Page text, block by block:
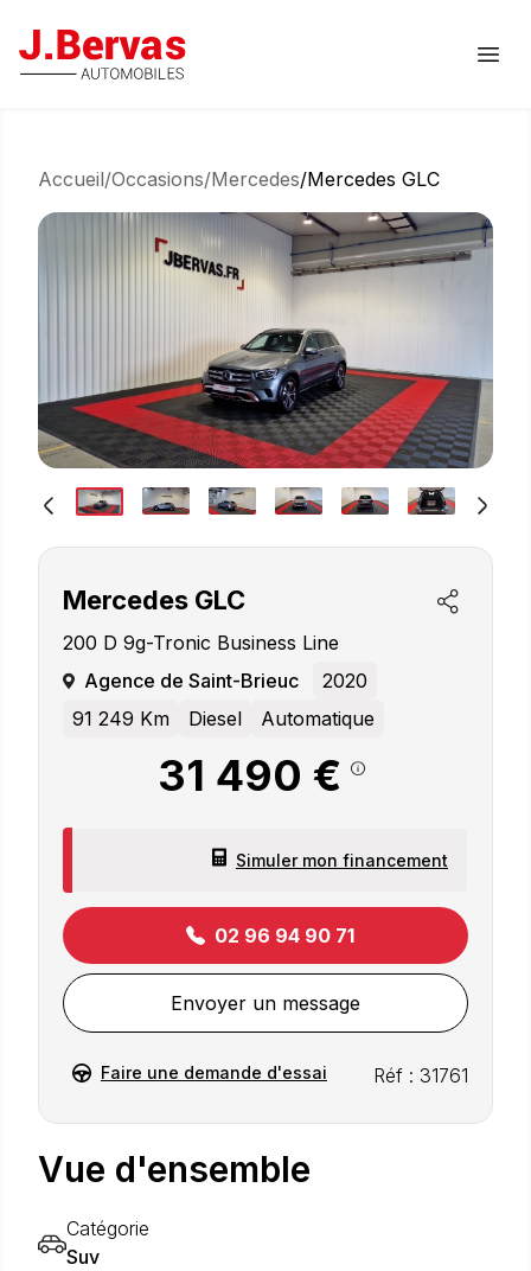
J.Bervas
Accueil/Occasions/Mercedes/Mercedes GLC
Mercedes GLC
200 D 9g-Tronic Business Line
Agence de Saint-Brieuc
2020
91 249 Km
Diesel Automatique
31 490 €
Simuler mon financement
02 96 94 90 71
Envoyer un message
Faire une demande d'essai Réf : 31761
Vue d'ensemble
Catégorie
Suv